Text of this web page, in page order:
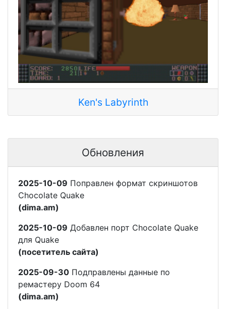
Ken's Labyrinth
Обновления
2025-10-09 Поправлен формат скриншотов
Chocolate Quake
(dima.am)
2025-10-09 Добавлен порт Chocolate Quake
для Quake
(посетитель сайта)
2025-09-30 Подправлены данные по
ремастеру Doom 64
(dima.am)